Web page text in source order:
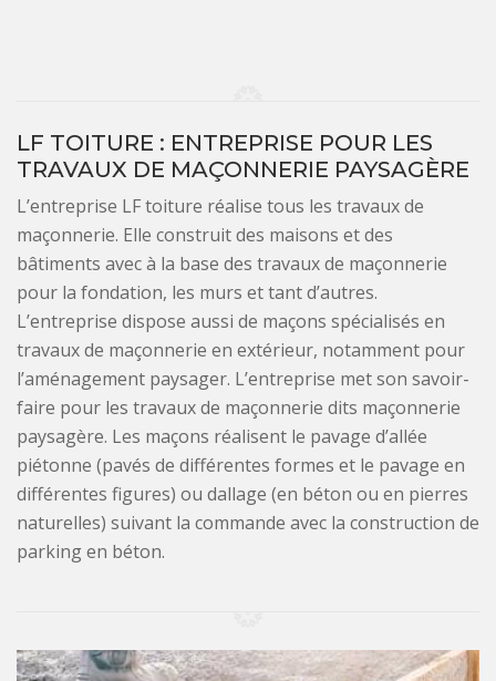
LF TOITURE : ENTREPRISE POUR LES
TRAVAUX DE MAÇONNERIE PAYSAGÈRE
L’entreprise LF toiture réalise tous les travaux de
maçonnerie. Elle construit des maisons et des
bâtiments avec à la base des travaux de maçonnerie
pour la fondation, les murs et tant d’autres.
L’entreprise dispose aussi de maçons spécialisés en
travaux de maçonnerie en extérieur, notamment pour
l’aménagement paysager. L’entreprise met son savoir-
faire pour les travaux de maçonnerie dits maçonnerie
paysagère. Les maçons réalisent le pavage d’allée
piétonne (pavés de différentes formes et le pavage en
différentes figures) ou dallage (en béton ou en pierres
naturelles) suivant la commande avec la construction de
parking en béton.